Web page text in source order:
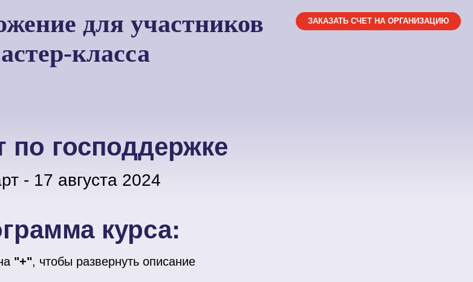
ЗАКАЗАТЬ СЧЕТ НА ОРГАНИЗАЦИЮ
для участников
класса
по господдержке
- 17 августа 2024
курса:
"+", чтобы развернуть описание